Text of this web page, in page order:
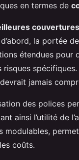
en termes de
couvertures
la portée
étendues pour
jamais
des polices
ainsi l’utilité de
modulables,
coûts.